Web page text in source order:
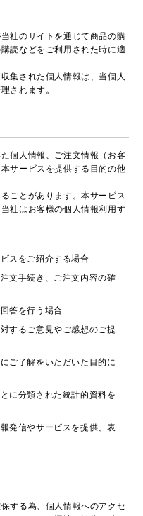
社のサイトを通じて商品の購
読などをご利用された時に適
集された個人情報は、当個人
されます。
個人情報、ご注文情報（お客
サービスを提供する目的の他
ことがあります。本サービス
社はお客様の個人情報利用す
スをご紹介する場合
文手続き、ご注文内容の確
答を行う場合
するご意見やご感想のご提
ご了解をいただいた目的に
に分類された統計的資料を
発信やサービスを提供、表
する為、個人情報へのアクセ